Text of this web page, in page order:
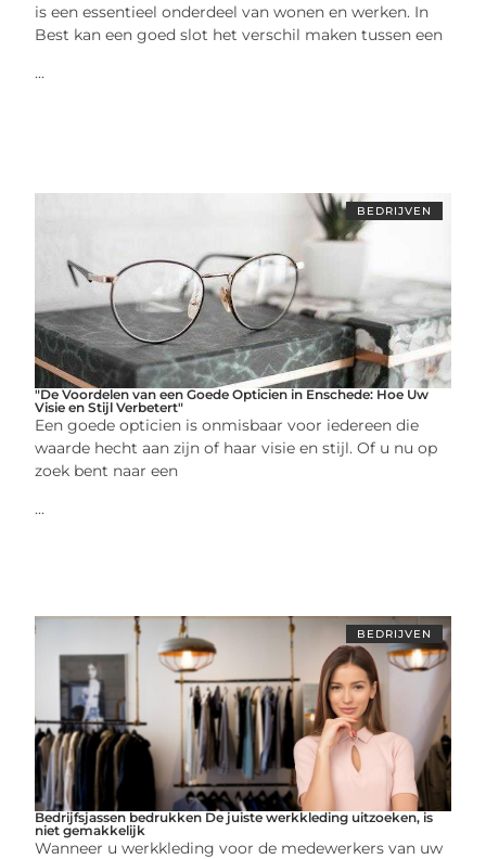
is een essentieel onderdeel van wonen en werken. In
Best kan een goed slot het verschil maken tussen een
...
BEDRIJVEN
"De Voordelen van een Goede Opticien in Enschede: Hoe Uw
Visie en Stijl Verbetert"
Een goede opticien is onmisbaar voor iedereen die
waarde hecht aan zijn of haar visie en stijl. Of u nu op
zoek bent naar een
...
BEDRIJVEN
Bedrijfsjassen bedrukken De juiste werkkleding uitzoeken, is
niet gemakkelijk
Wanneer u werkkleding voor de medewerkers van uw